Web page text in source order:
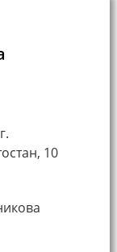
10